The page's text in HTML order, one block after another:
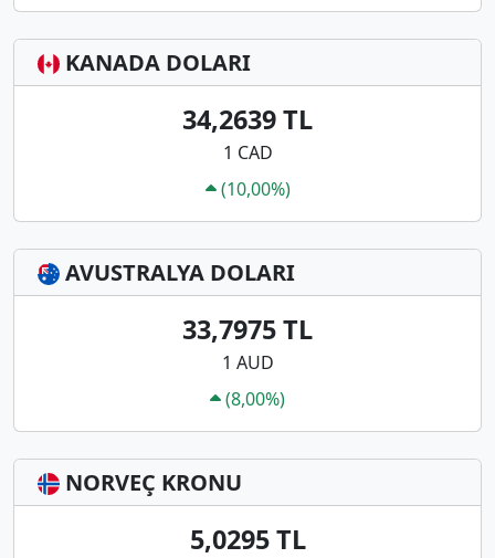
KANADA DOLARI
34,2639 TL
1 CAD
(10,00%)
AVUSTRALYA DOLARI
33,7975 TL
1 AUD
(8,00%)
NORVEÇ KRONU
5,0295 TL